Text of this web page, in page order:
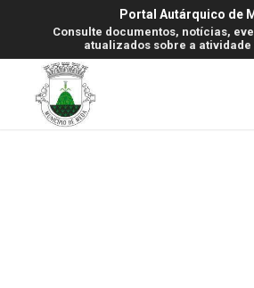
Portal Autárquico de
Consulte documentos, notícias,
atualizados sobre a